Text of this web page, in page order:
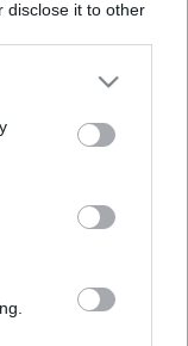
disclose it to other
or more Google
You may click to
party tags to
in below Google
mellett,
és a
100-250
stb. túl
tesztelését
2019 óta
a printerrel sok
hogy ne